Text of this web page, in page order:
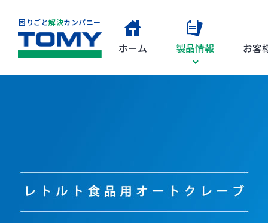
困りごと解決カンパニー
ホーム 製品情報 お客